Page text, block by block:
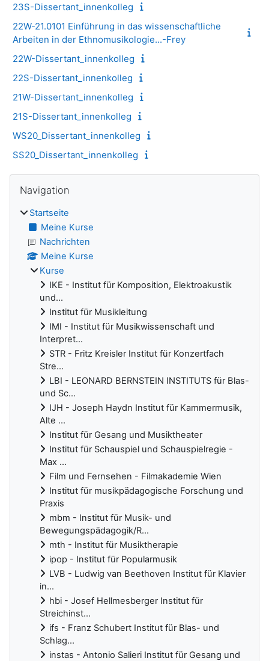
23S-Dissertant_innenkolleg
22W-21.0101 Einführung in das wissenschaftliche
Arbeiten in der Ethnomusikologie...-Frey
22W-Dissertant_innenkolleg
22S-Dissertant_innenkolleg
21W-Dissertant_innenkolleg
21S-Dissertant_innenkolleg
WS20_Dissertant_innenkolleg
SS20_Dissertant_innenkolleg
Blöcke
Navigation
Startseite
Meine Kurse
Nachrichten
Meine Kurse
Kurse
IKE - Institut für Komposition, Elektroakustik
und...
Institut für Musikleitung
IMI - Institut für Musikwissenschaft und
Interpret...
STR - Fritz Kreisler Institut für Konzertfach
Stre...
LBI - LEONARD BERNSTEIN INSTITUTS für Blas-
und Sc...
IJH - Joseph Haydn Institut für Kammermusik,
Alte ...
Institut für Gesang und Musiktheater
Institut für Schauspiel und Schauspielregie -
Max ...
Film und Fernsehen - Filmakademie Wien
Institut für musikpädagogische Forschung und
Praxis
mbm - Institut für Musik- und
Bewegungspädagogik/R...
mth - Institut für Musiktherapie
ipop - Institut für Popularmusik
LVB - Ludwig van Beethoven Institut für Klavier
in...
hbi - Josef Hellmesberger Institut für
Streichinst...
ifs - Franz Schubert Institut für Blas- und
Schlag...
instas - Antonio Salieri Institut für Gesang und